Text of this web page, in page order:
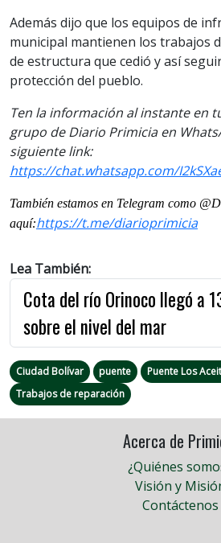
Además dijo que los equipos de
municipal mantienen los trabajos
de estructura que cedió y así
protección del pueblo.
Ten la información al instante en
grupo de Diario Primicia en
siguiente link:
https://chat.whatsapp.com/
También estamos en Telegram como
aquí:https://t.me/diarioprimicia
Lea También:
Cota del río Orinoco llegó a
sobre el nivel del mar
Ciudad Bolívar puente Puente Los
Trabajos de reparación
Acerca de
¿Quiénes
Visión y
Contáctenos